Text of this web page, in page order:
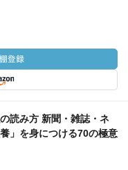
ットランド問題……世
繰り返されるのか。
教」の3つの視点か
須の歴史的事象を厳
すための世界史のレッ
読み方 新聞・雑誌・ネ
」を身につける70の極意